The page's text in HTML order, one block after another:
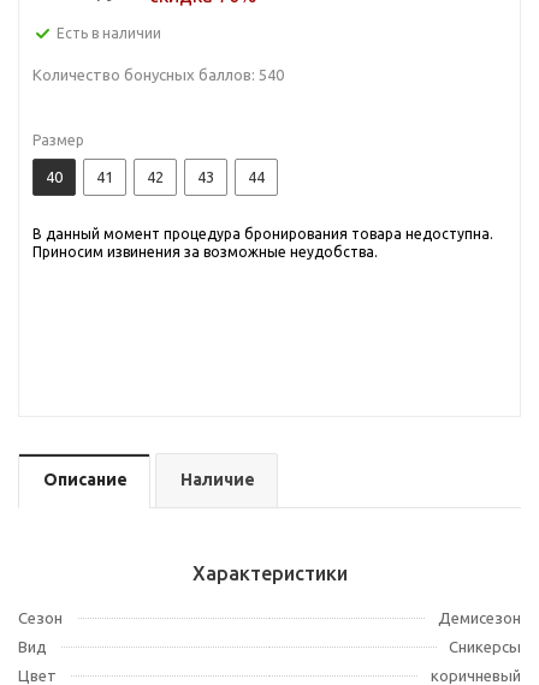
Есть в наличии
Количество бонусных баллов: 540
Размер
40 41 42 43 44
В данный момент процедура бронирования товара недоступна.
Приносим извинения за возможные неудобства.
Описание Наличие
Характеристики
Сезон
Демисезон
Вид
Сникерсы
Цвет
коричневый